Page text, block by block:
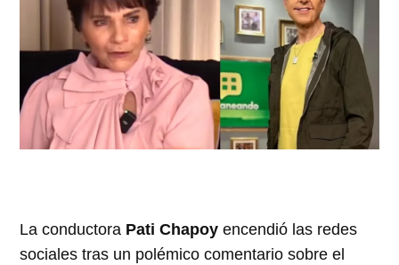
La conductora Pati Chapoy encendió las redes
sociales tras un polémico comentario sobre el